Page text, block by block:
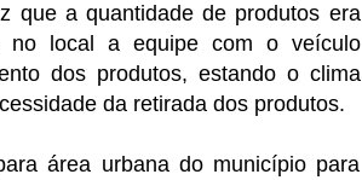
que a quantidade de produtos era
no local a equipe com o veículo
dos produtos, estando o clima
da retirada dos produtos.
área urbana do município para